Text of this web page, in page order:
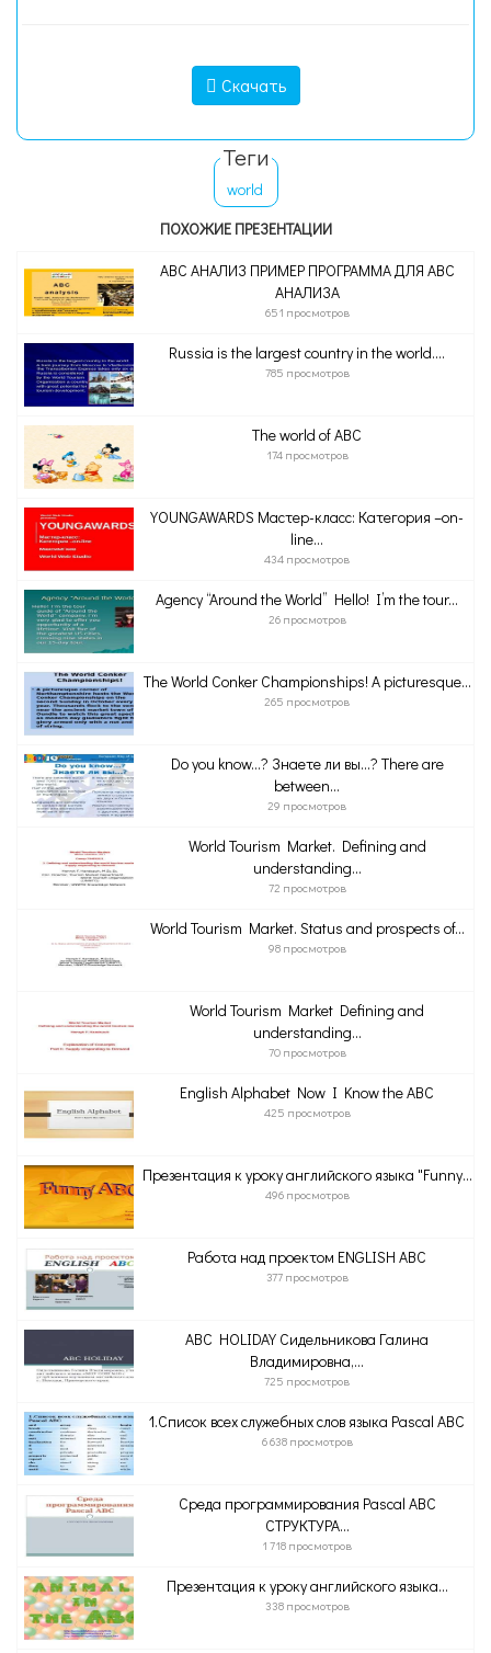
Скачать
Теги
world
ПОХОЖИЕ ПРЕЗЕНТАЦИИ
ABC АНАЛИЗ ПРИМЕР ПРОГРАММА ДЛЯ ABC
АНАЛИЗА
651 просмотров
Russia is the largest country in the world....
785 просмотров
The world of ABC
174 просмотров
YOUNGAWARDS Мастер-класс: Категория –on-
line...
434 просмотров
Agency “Around the World” Hello! I’m the tour...
26 просмотров
The World Conker Championships! A picturesque...
265 просмотров
Do you know…? Знаете ли вы…? There are
between...
29 просмотров
World Tourism Market. Defining and
understanding...
72 просмотров
World Tourism Market. Status and prospects of...
98 просмотров
World Tourism Market Defining and
understanding...
70 просмотров
English Alphabet Now I Know the ABC
425 просмотров
Презентация к уроку английского языка "Funny...
496 просмотров
Работа над проектом ENGLISH ABC
377 просмотров
ABC HOLIDAY Сидельникова Галина
Владимировна,...
725 просмотров
1.Список всех служебных слов языка Pascal ABC
6 638 просмотров
Среда программирования Pascal ABC
СТРУКТУРА...
1 718 просмотров
Презентация к уроку английского языка...
338 просмотров